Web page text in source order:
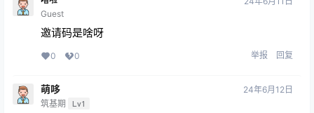
Guest
邀请码是啥呀
0 0 举报 回复
萌哆
筑基期 Lv1
24年6月12日